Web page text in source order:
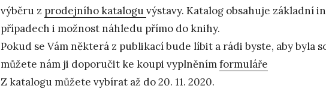
výběru z prodejního kataloguvýstavy. Katalog obsahuje základní
případech i možnost náhledu přímo do knihy.
Pokud se Vám některá z publikací bude líbit a rádi byste, aby byla
můžete nám ji doporučit ke koupi vyplněnímformuláře
Z katalogu můžete vybírat až do 20. 11. 2020.